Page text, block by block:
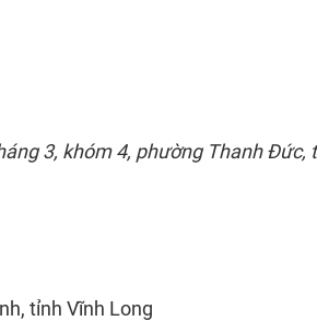
3, khóm 4, phường Thanh Đức,
tỉnh Vĩnh Long